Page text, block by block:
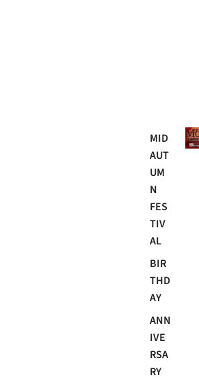
MID
AUT
UM
N
FES
TIV
AL
BIR
THD
AY
ANN
IVE
RSA
RY